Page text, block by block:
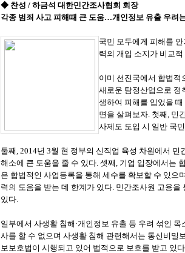
◆ 찬성 / 하금석 대한민간조사협회 회장
각종 범죄 사고 피해때 큰 도움…개인정보 유출 우려
국민 모두에게 피해를
력의 개입 소지가 비교
이미 선진국에서 합법적
새로운 탐정산업으로 정
생하여 피해를 입었을
면을 살펴보자. 첫째, 민
사제도 도입 시 일반 국
둘째, 2014년 3월 현 정부의 신직업 육성 차원에서
해소에 큰 도움을 줄 수 있다. 셋째, 기업 입장에서는
은 합법적인 사업등록을 통해 세수를 확보할 수 있으
력의 도움을 받는 데 한계가 있다. 민간조사원 고용
있다.
일부에서 사생활 침해·개인정보 유출 등 우려 섞인
사를 할 수 없으며 사생활 침해 관련해서는 통신비밀
보보호법이 시행되고 있어 법적으로 보호를 받고 있